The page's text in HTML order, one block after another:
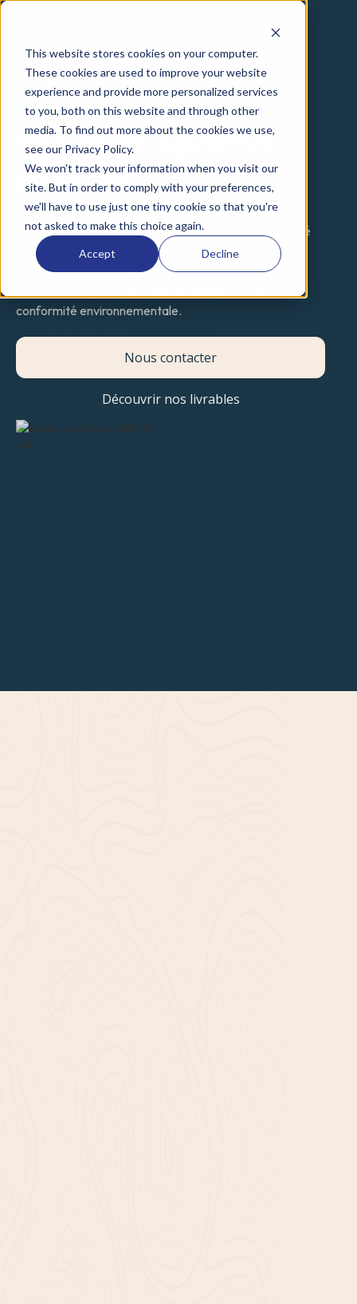
This website stores cookies on your computer.
These cookies are used to improve your website
experience and provide more personalized services
to you, both on this website and through other
media. To find out more about the cookies we use,
see our Privacy Policy.
We won't track your information when you visit our
site. But in order to comply with your preferences,
we'll have to use just one tiny cookie so that you're
not asked to make this choice again.
Accept Decline
NOS SOLUTIONS
Analyse qualité
de l'air
Cartographiez la pollution atmosphérique avec
précision grâce à notre service de mesure de la qualité
de l'air par drone. Nos drones équipés de micro-
capteurs mesurent les particules fines (PM2.5) et les
conformité environnementale.
Nous contacter
Découvrir nos livrables